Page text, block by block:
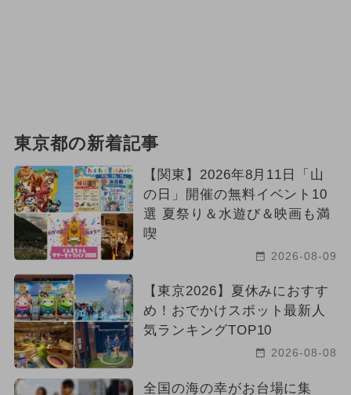
東京都の新着記事
【関東】2026年8月11日「山
の日」開催の無料イベント10
選 夏祭り＆水遊び＆映画も満
喫
2026-08-09
【東京2026】夏休みにおすす
め！おでかけスポット最新人
気ランキングTOP10
2026-08-08
全国の海の幸がお台場に集